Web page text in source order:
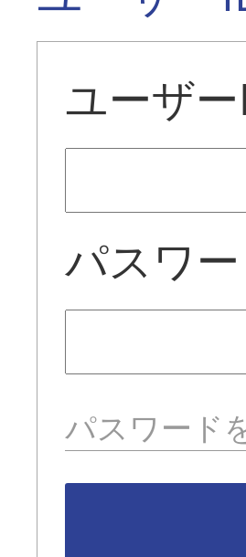
ユーザ
パスワ
パスワード